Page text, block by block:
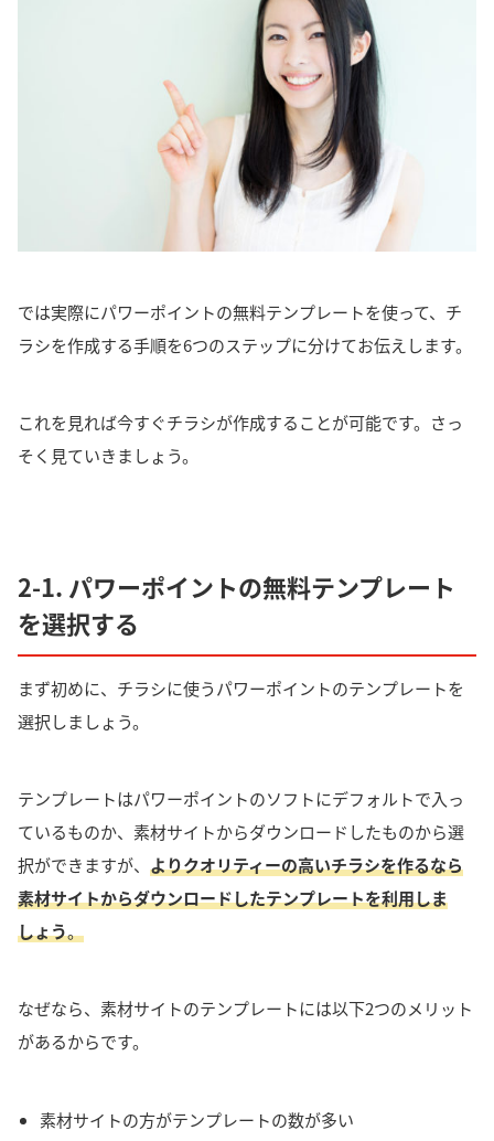
では実際にパワーポイントの無料テンプレートを使って、チ
ラシを作成する手順を6つのステップに分けてお伝えします。
これを見れば今すぐチラシが作成することが可能です。さっ
そく見ていきましょう。
2-1. パワーポイントの無料テンプレート
を選択する
まず初めに、 チラシに使うパワーポイントのテンプレートを
選択しましょう。
テンプレートはパワーポイントのソフトにデフォルトで入っ
ているものか、素材サイトからダウンロードしたものから選
択ができますが、 よりクオリティーの高いチラシを作るなら
素材サイトからダウンロードしたテンプレートを利用しま
しょう。
なぜなら、素材サイトのテンプレートには以下2つのメリット
があるからです。
素材サイトの方がテンプレートの数が多い